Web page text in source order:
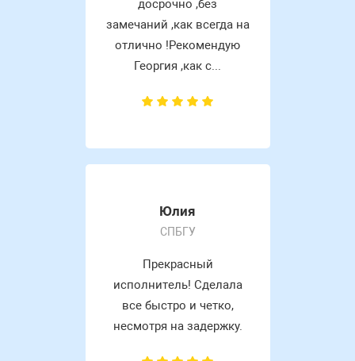
досрочно ,без
замечаний ,как всегда на
отлично !Рекомендую
Георгия ,как с...
Юлия
СПБГУ
Прекрасный
исполнитель! Сделала
все быстро и четко,
несмотря на задержку.